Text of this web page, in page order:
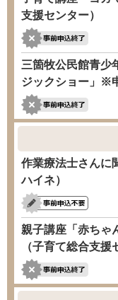
支援センター）
三箇牧公民館青少
ジックショー」※
作業療法士さんに
ハイネ）
親子講座「赤ちゃ
（子育て総合支援